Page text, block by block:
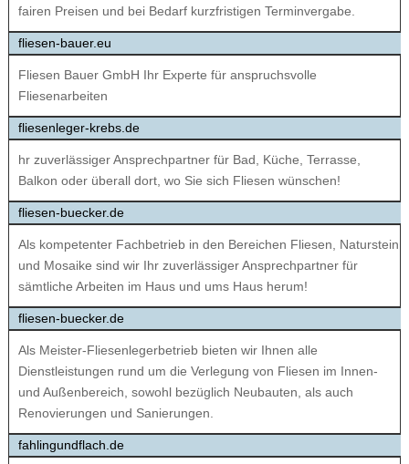
fairen Preisen und bei Bedarf kurzfristigen Terminvergabe.
fliesen-bauer.eu
Fliesen Bauer GmbH Ihr Experte für anspruchsvolle
Fliesenarbeiten
fliesenleger-krebs.de
hr zuverlässiger Ansprechpartner für Bad, Küche, Terrasse,
Balkon oder überall dort, wo Sie sich Fliesen wünschen!
fliesen-buecker.de
Als kompetenter Fachbetrieb in den Bereichen Fliesen, Naturstein
und Mosaike sind wir Ihr zuverlässiger Ansprechpartner für
sämtliche Arbeiten im Haus und ums Haus herum!
fliesen-buecker.de
Als Meister-Fliesenlegerbetrieb bieten wir Ihnen alle
Dienstleistungen rund um die Verlegung von Fliesen im Innen-
und Außenbereich, sowohl bezüglich Neubauten, als auch
Renovierungen und Sanierungen.
fahlingundflach.de